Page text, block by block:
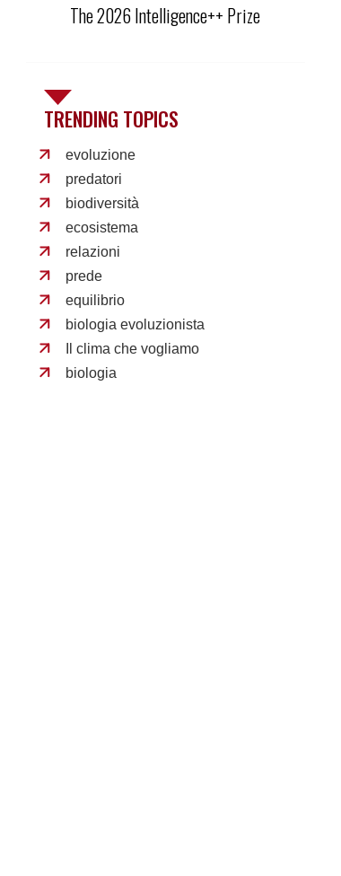
The 2026 Intelligence++ Prize
TRENDING TOPICS
evoluzione
predatori
biodiversità
ecosistema
relazioni
prede
equilibrio
biologia evoluzionista
Il clima che vogliamo
biologia